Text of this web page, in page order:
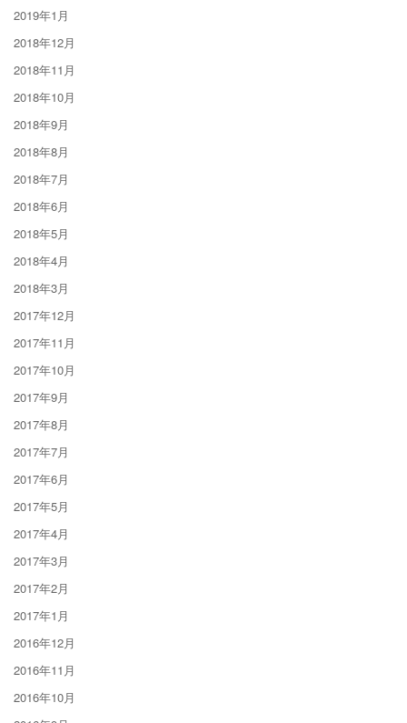
2019年1月
2018年12月
2018年11月
2018年10月
2018年9月
2018年8月
2018年7月
2018年6月
2018年5月
2018年4月
2018年3月
2017年12月
2017年11月
2017年10月
2017年9月
2017年8月
2017年7月
2017年6月
2017年5月
2017年4月
2017年3月
2017年2月
2017年1月
2016年12月
2016年11月
2016年10月